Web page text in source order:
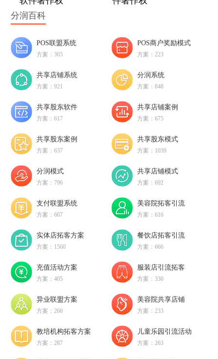
分润百科
POS联盟系统
方案：365
POS商户奖励模式
方案：223
共享店铺系统
方案：921
分润系统
方案：848
共享股东软件
方案：617
共享店铺案例
方案：675
共享股东案例
方案：637
共享股东模式
方案：1039
分润模式
方案：796
共享店铺模式
方案：692
支付联盟系统
方案：607
美容院拓客引流
方案：616
实体店拓客方案
方案：1560
餐饮店拓客引流
方案：666
充值活动方案
方案：405
服装店引流拓客
方案：330
异业联盟方案
方案：260
美容院共享店铺
方案：233
教培机构拓客方案
方案：287
儿童乐园引流活动
方案：263